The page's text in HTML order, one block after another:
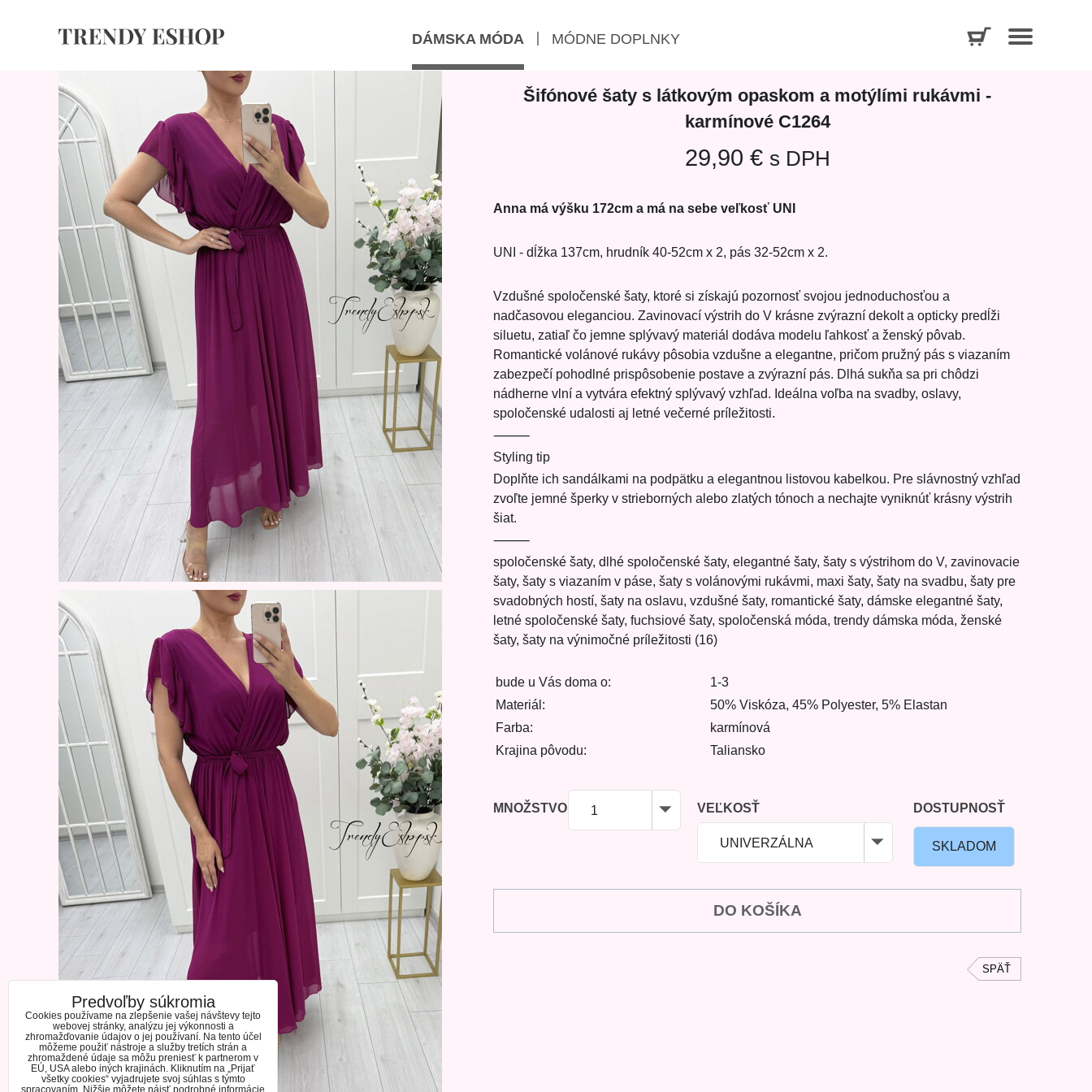
DÁMSKA MÓDA MÓDNE DOPLNKY
Šifónové šaty s látkovým opaskom a motýlími rukávmi -
karmínové C1264
29,90 € s DPH
Anna má výšku 172cm a má na sebe veľkosť UNI
UNI - dĺžka 137cm, hrudník 40-52cm x 2, pás 32-52cm x 2.
Vzdušné spoločenské šaty, ktoré si získajú pozornosť svojou jednoduchosťou a
nadčasovou eleganciou. Zavinovací výstrih do V krásne zvýrazní dekolt a opticky predĺži
siluetu, zatiaľ čo jemne splývavý materiál dodáva modelu ľahkosť a ženský pôvab.
Romantické volánové rukávy pôsobia vzdušne a elegantne, pričom pružný pás s viazaním
zabezpečí pohodlné prispôsobenie postave a zvýrazní pás. Dlhá sukňa sa pri chôdzi
nádherne vlní a vytvára efektný splývavý vzhľad. Ideálna voľba na svadby, oslavy,
spoločenské udalosti aj letné večerné príležitosti.
⸻
Styling tip
Doplňte ich sandálkami na podpätku a elegantnou listovou kabelkou. Pre slávnostný vzhľad
zvoľte jemné šperky v strieborných alebo zlatých tónoch a nechajte vyniknúť krásny výstrih
šiat.
⸻
spoločenské šaty, dlhé spoločenské šaty, elegantné šaty, šaty s výstrihom do V, zavinovacie
šaty, šaty s viazaním v páse, šaty s volánovými rukávmi, maxi šaty, šaty na svadbu, šaty pre
svadobných hostí, šaty na oslavu, vzdušné šaty, romantické šaty, dámske elegantné šaty,
letné spoločenské šaty, fuchsiové šaty, spoločenská móda, trendy dámska móda, ženské
šaty, šaty na výnimočné príležitosti (16)
bude u Vás doma o:
1-3
Materiál:
50% Viskóza, 45% Polyester, 5% Elastan
Farba:
karmínová
Krajina pôvodu:
Taliansko
MNOŽSTVO 1 VEĽKOSŤ
UNIVERZÁLNA
DOSTUPNOSŤ
SKLADOM
DO KOŠÍKA
SPÄŤ
Predvoľby súkromia
Cookies používame na zlepšenie vašej návštevy tejto
webovej stránky, analýzu jej výkonnosti a
zhromažďovanie údajov o jej používaní. Na tento účel
môžeme použiť nástroje a služby tretích strán a
zhromaždené údaje sa môžu preniesť k partnerom v
EÚ, USA alebo iných krajinách. Kliknutím na „Prijať
všetky cookies“ vyjadrujete svoj súhlas s týmto
spracovaním. Nižšie môžete nájsť podrobné informácie